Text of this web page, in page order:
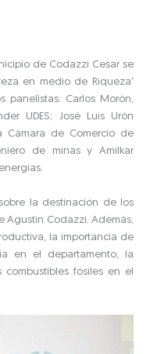
de Codazzi Cesar se
en medio de Riqueza’
Carlos Morón,
UDES; José Luis Urón
Cámara de Comercio de
de minas y Amilkar
la destinación de los
Agustín Codazzi. Además,
la importancia de
en el departamento, la
fósiles en el